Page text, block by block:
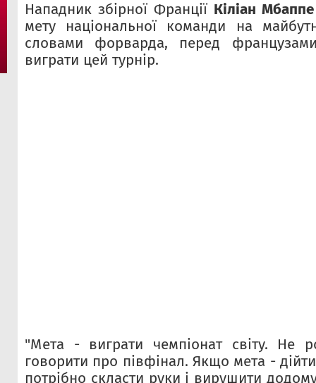
Нападник збірної Франції Кіліан Мбаппе
мету національної команди на
словами форварда, перед
виграти цей турнір.
"Мета - виграти чемпіонат світу. Не
говорити про півфінал. Якщо мета -
потрібно скласти руки і вирушити